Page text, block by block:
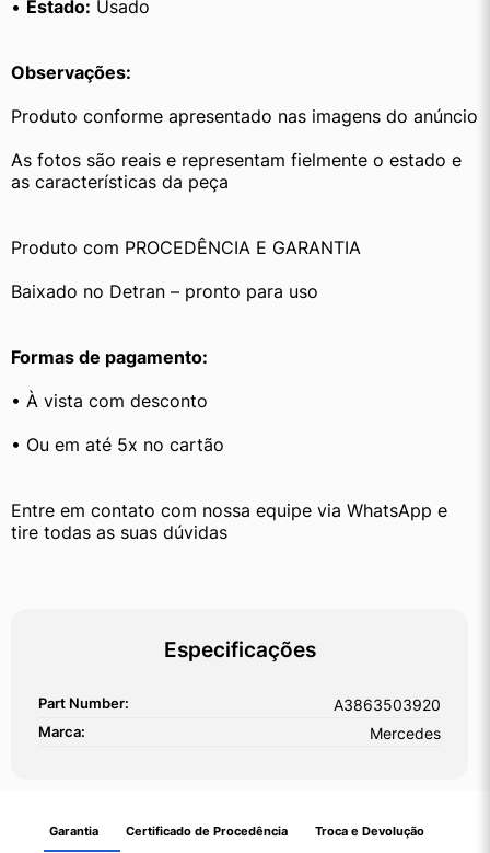
• Estado: Usado
Observações:
Produto conforme apresentado nas imagens do anúncio
As fotos são reais e representam fielmente o estado e
as características da peça
Produto com PROCEDÊNCIA E GARANTIA
Baixado no Detran – pronto para uso
Formas de pagamento:
• À vista com desconto
• Ou em até 5x no cartão
Entre em contato com nossa equipe via WhatsApp e
tire todas as suas dúvidas
Especificações
Part Number: A3863503920
Marca: Mercedes
Garantia Certificado de Procedência Troca e Devolução